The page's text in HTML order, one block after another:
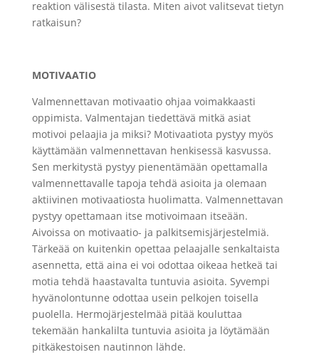
reaktion välisestä tilasta. Miten aivot valitsevat tietyn
ratkaisun?
MOTIVAATIO
Valmennettavan motivaatio ohjaa voimakkaasti
oppimista. Valmentajan tiedettävä mitkä asiat
motivoi pelaajia ja miksi? Motivaatiota pystyy myös
käyttämään valmennettavan henkisessä kasvussa.
Sen merkitystä pystyy pienentämään opettamalla
valmennettavalle tapoja tehdä asioita ja olemaan
aktiivinen motivaatiosta huolimatta. Valmennettavan
pystyy opettamaan itse motivoimaan itseään.
Aivoissa on motivaatio- ja palkitsemisjärjestelmiä.
Tärkeää on kuitenkin opettaa pelaajalle senkaltaista
asennetta, että aina ei voi odottaa oikeaa hetkeä tai
motia tehdä haastavalta tuntuvia asioita. Syvempi
hyvänolontunne odottaa usein pelkojen toisella
puolella. Hermojärjestelmää pitää kouluttaa
tekemään hankalilta tuntuvia asioita ja löytämään
pitkäkestoisen nautinnon lähde.